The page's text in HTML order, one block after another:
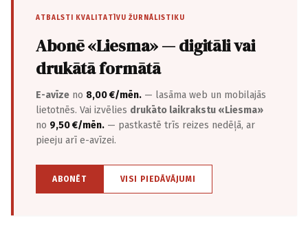
ATBALSTI KVALITATĪVU ŽURNĀLISTIKU
Abonē «Liesma» — digitāli vai
drukātā formātā
E-avīze no 8,00 €/mēn. — lasāma web un mobilajās
lietotnēs. Vai izvēlies drukāto laikrakstu «Liesma»
no 9,50 €/mēn. — pastkastē trīs reizes nedēļā, ar
pieeju arī e-avīzei.
ABONĒT VISI PIEDĀVĀJUMI